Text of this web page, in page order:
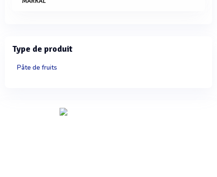
Type de produit
Pâte de fruits